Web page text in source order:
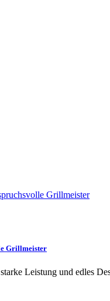
Grillmeister
Leistung und edles